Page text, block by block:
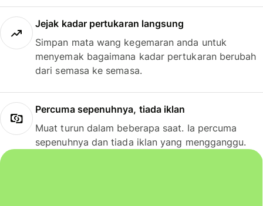
Jejak kadar pertukaran langsung
Simpan mata wang kegemaran anda untuk
menyemak bagaimana kadar pertukaran berubah
dari semasa ke semasa.
Percuma sepenuhnya, tiada iklan
Muat turun dalam beberapa saat. Ia percuma
sepenuhnya dan tiada iklan yang mengganggu.